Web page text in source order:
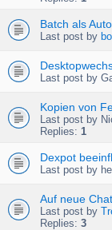
Batch als
Last post by
Last post by
Kopien von
Last post by
Replies: 1
Dexpot
Last post by
Auf neue
Last post by
Replies: 3